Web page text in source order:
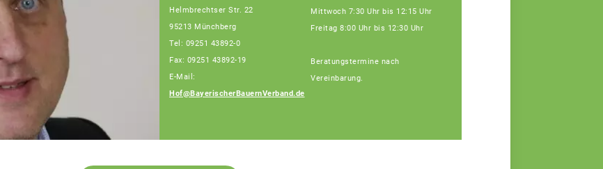
Helmbrechtser Str. 22
95213 Münchberg
Tel: 09251 43892-0
Fax: 09251 43892-19
E-Mail:
Hof@BayerischerBauernVerband.de
Mittwoch 7:30 Uhr bis 12:15 Uhr
Freitag 8:00 Uhr bis 12:30 Uhr
Beratungstermine nach
Vereinbarung.